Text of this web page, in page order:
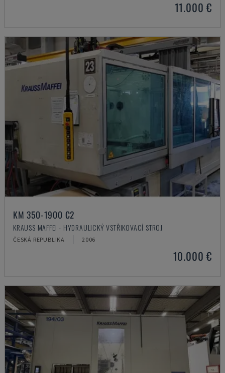
11.000 €
KM 350-1900 C2
KRAUSS MAFFEI - HYDRAULICKÝ VSTŘIKOVACÍ STROJ
ČESKÁ REPUBLIKA 2006
10.000 €